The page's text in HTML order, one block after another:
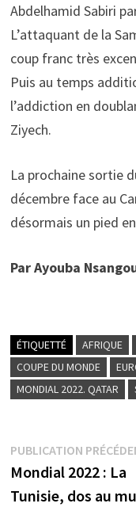
Abdelhamid Sabiri
L’attaquant de la
coup franc très
Puis au temps
l’addiction en
Ziyech.
La prochaine sortie
décembre face au
désormais un pied
Par Ayouba
ÉTIQUETTÉ AFRIQUE
COUPE DU MONDE
MONDIAL 2022. QATAR
Navigation
de
l’article
PUBLICATION
Mondial 2022 : La
Tunisie, dos au